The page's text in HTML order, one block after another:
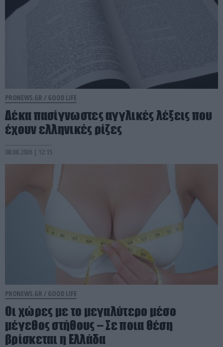
PRONEWS.GR / GOOD LIFE
Δέκα πασίγνωστες αγγλικές λέξεις που
έχουν ελληνικές ρίζες
08.08.2026 | 12:15
PRONEWS.GR / GOOD LIFE
Οι χώρες με το μεγαλύτερο μέσο
μέγεθος στήθους – Σε ποια θέση
βρίσκεται η Ελλάδα